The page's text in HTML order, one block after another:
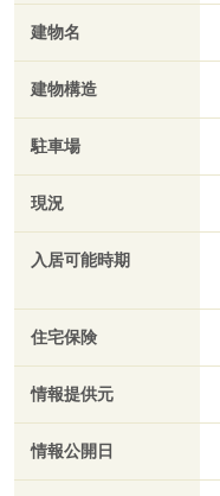
建物名
建物構造
駐車場
現況
入居可能時期
住宅保険
情報提供元
情報公開日